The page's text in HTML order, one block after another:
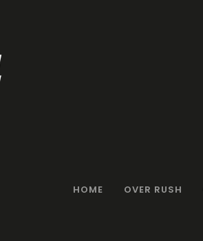
HOME OVER RUSH